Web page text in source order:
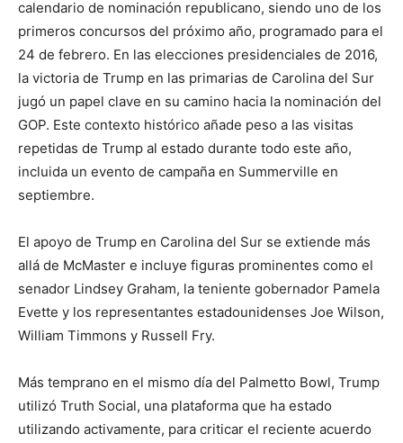
calendario de nominación republicano, siendo uno de los
primeros concursos del próximo año, programado para el
24 de febrero. En las elecciones presidenciales de 2016,
la victoria de Trump en las primarias de Carolina del Sur
jugó un papel clave en su camino hacia la nominación del
GOP. Este contexto histórico añade peso a las visitas
repetidas de Trump al estado durante todo este año,
incluida un evento de campaña en Summerville en
septiembre.
El apoyo de Trump en Carolina del Sur se extiende más
allá de McMaster e incluye figuras prominentes como el
senador Lindsey Graham, la teniente gobernador Pamela
Evette y los representantes estadounidenses Joe Wilson,
William Timmons y Russell Fry.
Más temprano en el mismo día del Palmetto Bowl, Trump
utilizó Truth Social, una plataforma que ha estado
utilizando activamente, para criticar el reciente acuerdo